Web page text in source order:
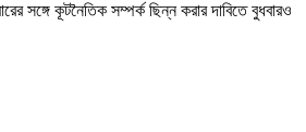
সঙ্গে কূটনৈতিক সম্পর্ক ছিন্ন করার দাবিতে বুধবারও